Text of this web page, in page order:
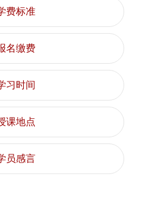
费标准
名缴费
习时间
课地点
员感言